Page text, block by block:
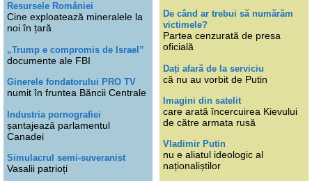
Resursele României
Cine exploatează mineralele la
noi în țară
„Trump e compromis de Israel”
documente ale FBI
Ginerele fondatorului PRO TV
numit în fruntea Băncii Centrale
Industria pornografiei
șantajează parlamentul
Canadei
Simulacrul semi-suveranist
Vasalii patrioți
De când ar trebui să numărăm
victimele?
Partea cenzurată de presa
oficială
Dați afară de la serviciu
că nu au vorbit de Putin
Imagini din satelit
care arată încercuirea Kievului
de către armata rusă
Vladimir Putin
nu e aliatul ideologic al
naționaliștilor